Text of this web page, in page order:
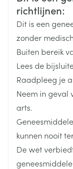
gekregen;
indien u
gebruikt;
behandelen);
indien u
vergelijkbaar
Merken
Breedte
Lengte
Diepte
Verpakking
Actieve
Ingrediënten
richtlijnen:
Dit is een
zonder
Buiten bereik
Lees de
Raadpleeg je
Neem in geval
arts.
kunnen nooit
De wet